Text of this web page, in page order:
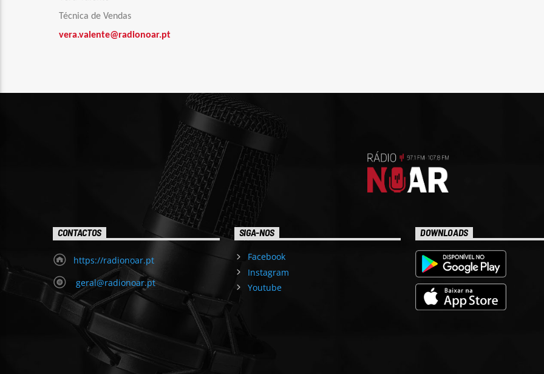
Técnica de Vendas
vera.valente@radionoar.pt
CONTACTOS
https://radionoar.pt
geral@radionoar.pt
SIGA-NOS
Facebook
Instagram
Youtube
DOWNLOADS